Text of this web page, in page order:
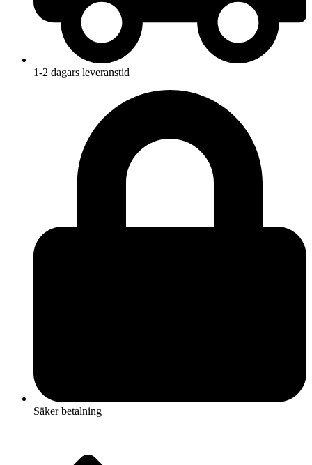
1-2 dagars leveranstid
Säker betalning